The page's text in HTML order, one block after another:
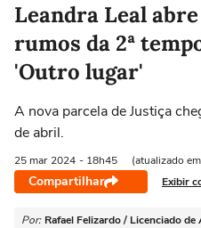
Leandra Leal
rumos da 2ª
'Outro lugar'
A nova parcela de Justiça
de abril.
25 mar 2024 - 18h45 (atualizado
Compartilhar Exibir
Por: Rafael Felizardo / Licenciado de